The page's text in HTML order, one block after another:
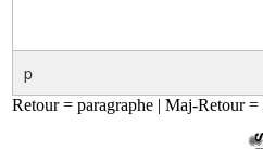
p
Retour = paragraphe | Maj-Retour =